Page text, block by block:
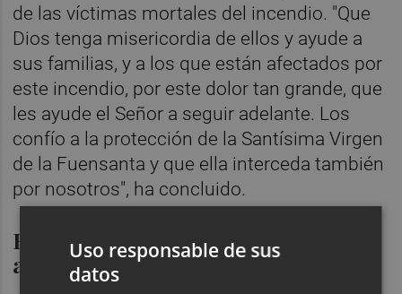
de las víctimas mortales del incendio. "Que
Dios tenga misericordia de ellos y ayude a
sus familias, y a los que están afectados por
este incendio, por este dolor tan grande, que
les ayude el Señor a seguir adelante. Los
confío a la protección de la Santísima Virgen
de la Fuensanta y que ella interceda también
por nosotros", ha concluido.
El alcalde de Madrid ofrece el
apoyo de su municipio
Uso responsable de sus
datos